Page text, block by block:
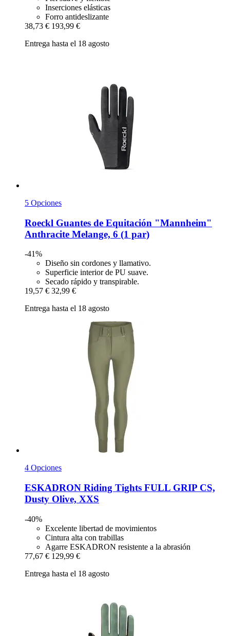
Inserciones elásticas
Forro antideslizante
38,73 € 193,99 €
Entrega hasta el 18 agosto
5 Opciones
Roeckl Guantes de Equitación "Mannheim"
Anthracite Melange, 6 (1 par)
-41%
Diseño sin cordones y llamativo.
Superficie interior de PU suave.
Secado rápido y transpirable.
19,57 € 32,99 €
Entrega hasta el 18 agosto
4 Opciones
ESKADRON Riding Tights FULL GRIP CS,
Dusty Olive, XXS
-40%
Excelente libertad de movimientos
Cintura alta con trabillas
Agarre ESKADRON resistente a la abrasión
77,67 € 129,99 €
Entrega hasta el 18 agosto